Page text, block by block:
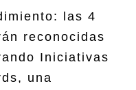
las 4
reconocidas
Iniciativas
una